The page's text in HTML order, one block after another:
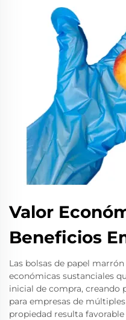
Valor
Beneficios
Las bolsas de papel
económicas sustanciales
inicial de compra, creando
para empresas de
propiedad resulta